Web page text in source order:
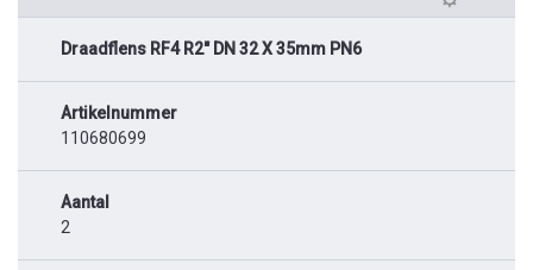
Draadflens RF4 R2" DN 32 X 35mm PN6
Artikelnummer
110680699
Aantal
2